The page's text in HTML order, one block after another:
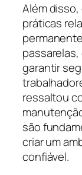
Além
práticas
garantir
ressaltou
são
criar um
confiável.